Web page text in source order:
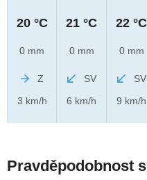
20 °C
0 mm
Z
3 km/h
21 °C
0 mm
SV
6 km/h
22 °C
0 mm
SV
9 km/h
Pravděpodobnost